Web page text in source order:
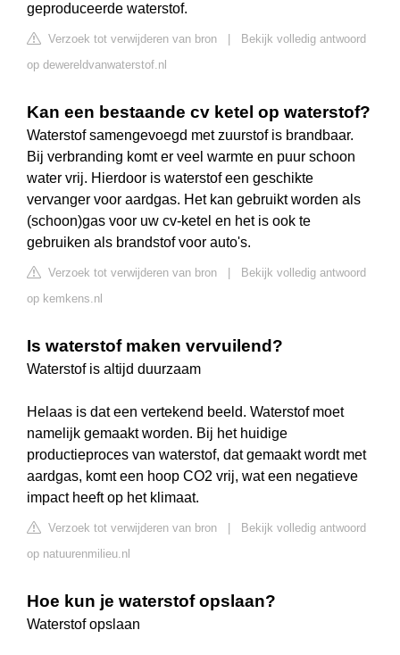
geproduceerde waterstof.
Verzoek tot verwijderen van bron
Bekijk volledig antwoord
op dewereldvanwaterstof.nl
Kan een bestaande cv ketel op waterstof?
Waterstof samengevoegd met zuurstof is brandbaar.
Bij verbranding komt er veel warmte en puur schoon
water vrij. Hierdoor is waterstof een geschikte
vervanger voor aardgas. Het kan gebruikt worden als
(schoon)gas voor uw cv-ketel en het is ook te
gebruiken als brandstof voor auto's.
Verzoek tot verwijderen van bron
Bekijk volledig antwoord
op kemkens.nl
Is waterstof maken vervuilend?
Waterstof is altijd duurzaam
Helaas is dat een vertekend beeld. Waterstof moet
namelijk gemaakt worden. Bij het huidige
productieproces van waterstof, dat gemaakt wordt met
aardgas, komt een hoop CO2 vrij, wat een negatieve
impact heeft op het klimaat.
Verzoek tot verwijderen van bron
Bekijk volledig antwoord
op natuurenmilieu.nl
Hoe kun je waterstof opslaan?
Waterstof opslaan